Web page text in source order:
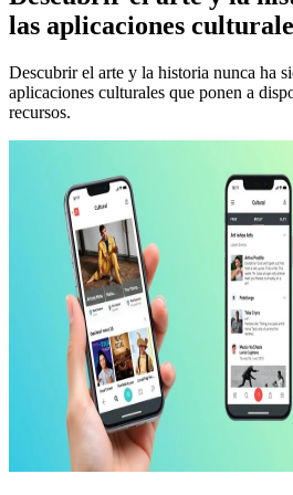
las aplicaciones
Descubrir el arte y la historia nunca ha
aplicaciones culturales que ponen a
recursos.